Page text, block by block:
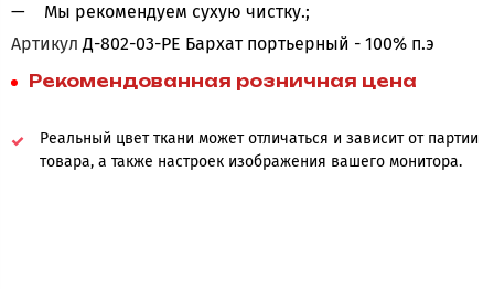
Мы рекомендуем сухую чистку.;
Артикул Д-802-03-PE Бархат портьерный - 100% п.э
Рекомендованная розничная цена
Реальный цвет ткани может отличаться и зависит от партии
товара, а также настроек изображения вашего монитора.